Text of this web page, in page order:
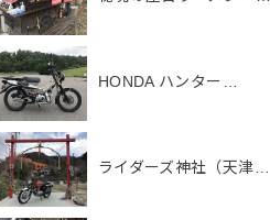
HONDA ハンター…
ライダーズ神社（天津…